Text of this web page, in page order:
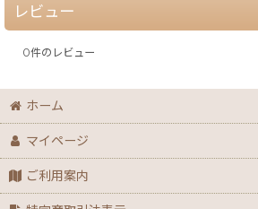
レビュー
0件のレビュー
ホーム
マイページ
ご利用案内